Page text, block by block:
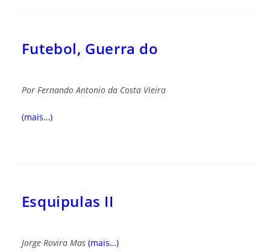
Futebol, Guerra do
Por Fernando Antonio da Costa Vieira
(mais…)
Esquipulas II
Jorge Rovira Mas (mais…)